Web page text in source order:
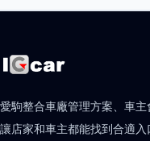
愛駒整合車廠管理方案、車
讓店家和車主都能找到合適入